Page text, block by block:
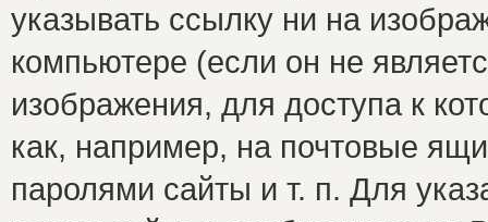
указывать ссылку ни на
компьютере (если он не
изображения, для доступа к
как, например, на почтовые
паролями сайты и т. п. Для